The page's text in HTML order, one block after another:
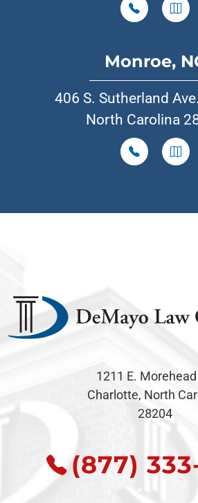
Monroe,
406 S. Sutherland
North Carolina
1211 E. Morehead
Charlotte, North
28204
(877)